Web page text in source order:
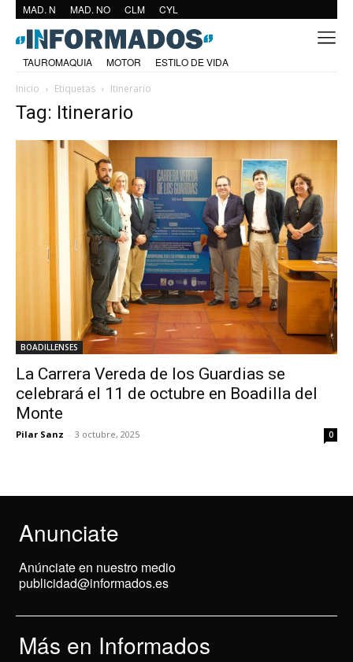
MAD. N MAD. NO CLM CYL
TAUROMAQUIA MOTOR
ESTILO DE VIDA
Inicio
Etiquetas Itinerario
Tag: Itinerario
BOADILLENSES
La Carrera Vereda de los Guardias se
celebrará el 11 de octubre en Boadilla del
Monte
Pilar Sanz - 3 octubre, 2025 0
Anunciate
Anúnciate en nuestro medio
publicidad@informados.es
Más en Informados